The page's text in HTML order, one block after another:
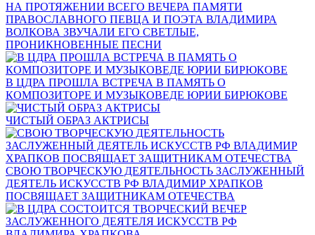
НА ПРОТЯЖЕНИИ ВСЕГО ВЕЧЕРА ПАМЯТИ
ПРАВОСЛАВНОГО ПЕВЦА И ПОЭТА ВЛАДИМИРА
ВОЛКОВА ЗВУЧАЛИ ЕГО СВЕТЛЫЕ,
ПРОНИКНОВЕННЫЕ ПЕСНИ
В ЦДРА ПРОШЛА ВСТРЕЧА В ПАМЯТЬ О
КОМПОЗИТОРЕ И МУЗЫКОВЕДЕ ЮРИИ БИРЮКОВЕ
ЧИСТЫЙ ОБРАЗ АКТРИСЫ
СВОЮ ТВОРЧЕСКУЮ ДЕЯТЕЛЬНОСТЬ ЗАСЛУЖЕННЫЙ
ДЕЯТЕЛЬ ИСКУССТВ РФ ВЛАДИМИР ХРАПКОВ
ПОСВЯЩАЕТ ЗАЩИТНИКАМ ОТЕЧЕСТВА